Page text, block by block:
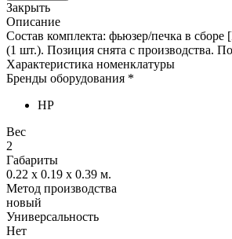
Закрыть
Описание
Состав комплекта: фьюзер/печка в
(1 шт.). Позиция снята с производства.
Характеристика номенклатуры
Бренды оборудования *
HP
Вес
2
Габариты
0.22 x 0.19 x 0.39 м.
Метод производства
новый
Универсальность
Нет